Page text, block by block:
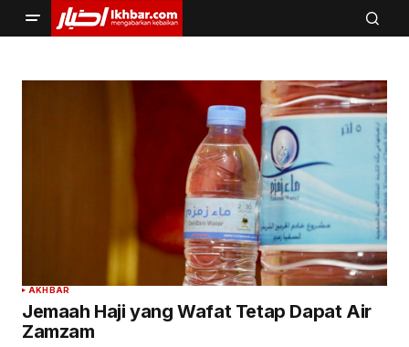
AKHBAR
Jemaah Haji yang Wafat Tetap Dapat Air
Zamzam